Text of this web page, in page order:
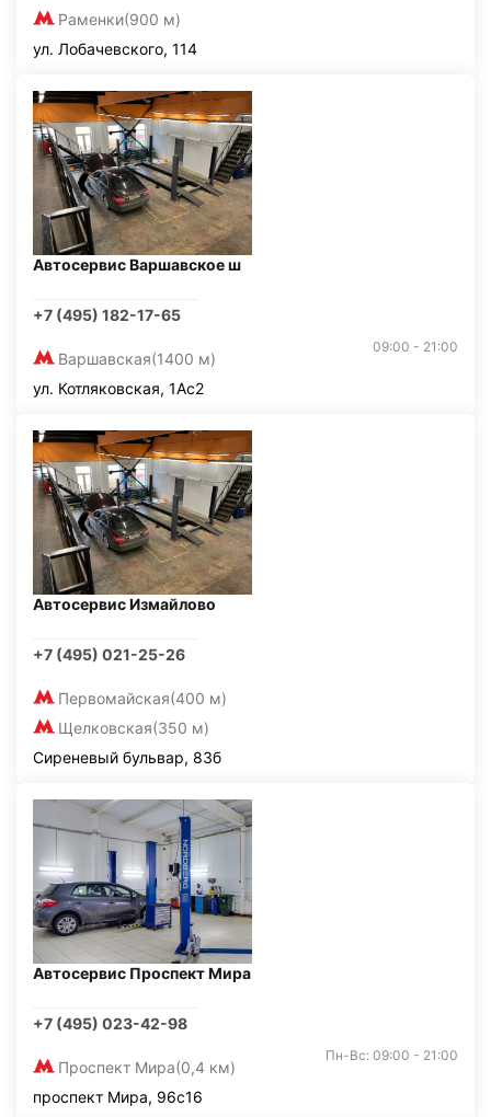
Раменки(900 м)
ул. Лобачевского, 114
Автосервис Варшавское ш
+7 (495) 182-17-65
Варшавская(1400 м)
09:00 - 21:00
ул. Котляковская, 1Ас2
Автосервис Измайлово
+7 (495) 021-25-26
Первомайская(400 м)
Щелковская(350 м)
Сиреневый бульвар, 83б
Автосервис Проспект Мира
+7 (495) 023-42-98
Проспект Мира(0,4 км)
Пн-Вс: 09:00 - 21:00
проспект Мира, 96с16